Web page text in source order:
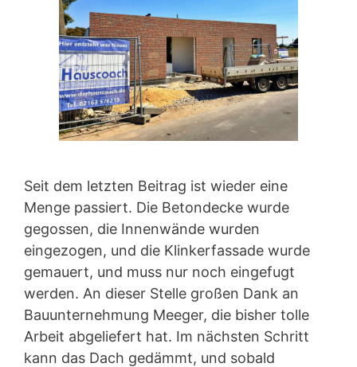
Seit dem letzten Beitrag ist wieder eine
Menge passiert. Die Betondecke wurde
gegossen, die Innenwände wurden
eingezogen, und die Klinkerfassade wurde
gemauert, und muss nur noch eingefugt
werden. An dieser Stelle großen Dank an
Bauunternehmung Meeger, die bisher tolle
Arbeit abgeliefert hat. Im nächsten Schritt
kann das Dach gedämmt, und sobald